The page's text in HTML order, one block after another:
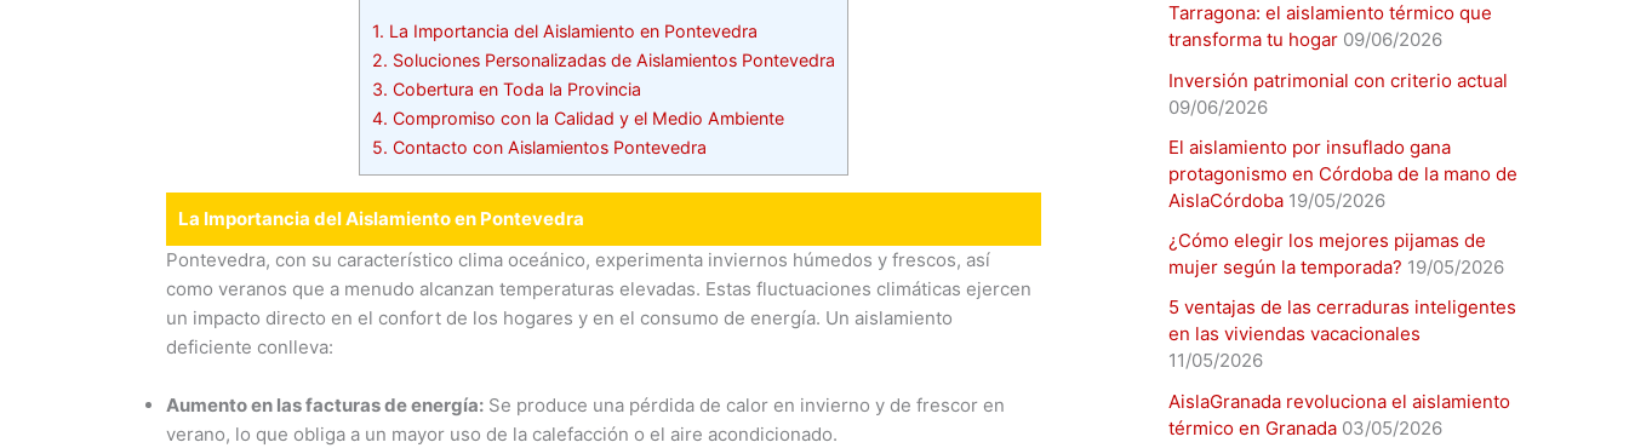
1. La Importancia del Aislamiento en Pontevedra
2. Soluciones Personalizadas de Aislamientos Pontevedra
3. Cobertura en Toda la Provincia
4. Compromiso con la Calidad y el Medio Ambiente
5. Contacto con Aislamientos Pontevedra
La Importancia del Aislamiento en Pontevedra
Pontevedra, con su característico clima oceánico, experimenta inviernos húmedos y frescos, así
como veranos que a menudo alcanzan temperaturas elevadas. Estas fluctuaciones climáticas ejercen
un impacto directo en el confort de los hogares y en el consumo de energía. Un aislamiento
deficiente conlleva:
Aumento en las facturas de energía: Se produce una pérdida de calor en invierno y de frescor en
verano, lo que obliga a un mayor uso de la calefacción o el aire acondicionado.
Tarragona: el aislamiento térmico que
transforma tu hogar 09/06/2026
Inversión patrimonial con criterio actual
09/06/2026
El aislamiento por insuflado gana
protagonismo en Córdoba de la mano de
AislaCórdoba 19/05/2026
¿Cómo elegir los mejores pijamas de
mujer según la temporada? 19/05/2026
5 ventajas de las cerraduras inteligentes
en las viviendas vacacionales
11/05/2026
AislaGranada revoluciona el aislamiento
térmico en Granada 03/05/2026